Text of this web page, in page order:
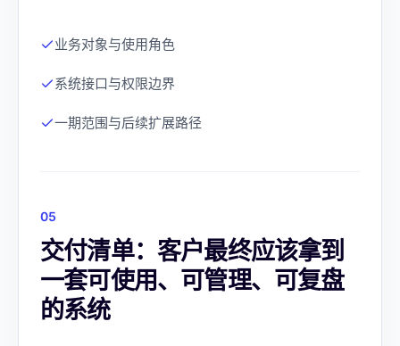
业务对象与使用角色
系统接口与权限边界
一期范围与后续扩展路径
05
交付清单：客户最终应该拿到
一套可使用、可管理、可复盘
的系统